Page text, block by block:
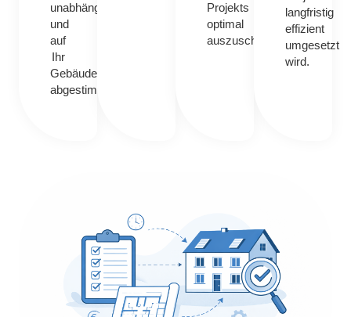
unabhängig
und
auf
Ihr
Gebäude
abgestimmt.
Projekts
optimal
auszuschöpfen.
langfristig
effizient
umgesetzt
wird.